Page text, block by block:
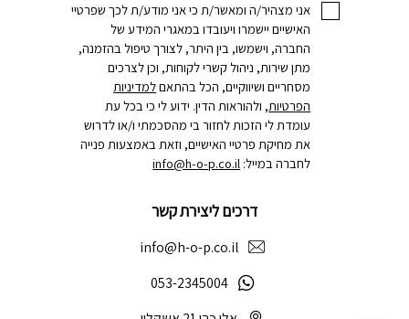
אני מצהיר/ה ומאשר/ת כי אני מודע/ת לכך שפרטיי
האישיים יישמרו ויעובדו במאגרי המידע של
החברה, וישמשו, בין היתר, לצורך טיפול בהזמנה,
מתן שירות, ניהול קשרי לקוחות, וכן לצרכים
מסחריים ושיווקיים, הכל בהתאםלמדיניות
הפרטיות, ולהוראות הדין. ידוע לי כי בכל עת
עומדת לי הזכות לחזור בי מהסכמתי ו/או לדרוש
את מחיקת פרטיי האישיים, וזאת באמצעות פנייה
לחברה במייל: info@h-o-p.co.il
דרכים ליצירת קשר
info@h-o-p.co.il
053-2345004